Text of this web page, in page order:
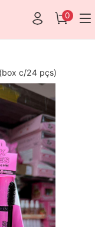
0
c/24 pçs)